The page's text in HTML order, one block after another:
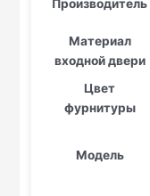
Производитель
Материал
входной двери
Цвет
фурнитуры
Модель